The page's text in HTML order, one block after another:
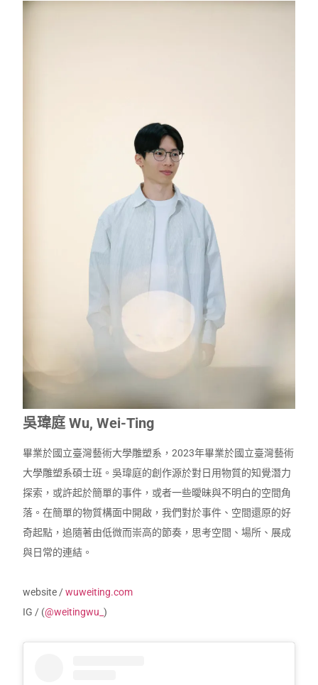
吳瑋庭 Wu, Wei-Ting
畢業於國立臺灣藝術大學雕塑系，2023年畢業於國立臺灣藝術
大學雕塑系碩士班。吳瑋庭的創作源於對日用物質的知覺潛力
探索，或許起於簡單的事件，或者一些曖昧與不明白的空間角
落。在簡單的物質構面中開啟，我們對於事件、空間還原的好
奇起點，追隨著由低微而崇高的節奏，思考空間、場所、展成
與日常的連結。
website /wuweiting.com
IG / (@weitingwu_)